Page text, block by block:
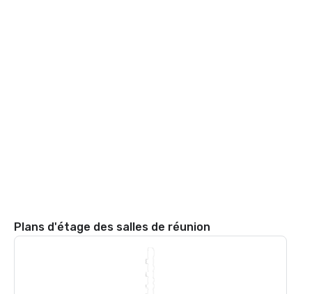
Plans d'étage des salles de réunion